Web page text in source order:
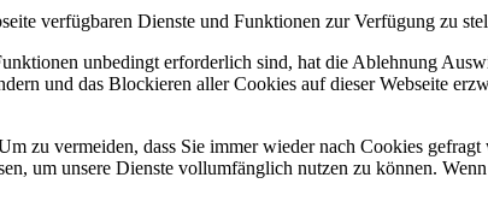
verfügbaren Dienste und Funktionen zur Verfügung zu
unbedingt erforderlich sind, hat die Ablehnung
und das Blockieren aller Cookies auf dieser Webseite
zu vermeiden, dass Sie immer wieder nach Cookies
um unsere Dienste vollumfänglich nutzen zu können.